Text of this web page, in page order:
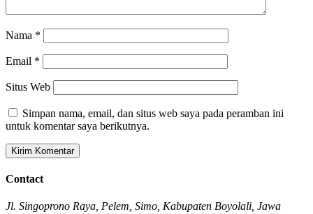
Nama *
Email *
Situs Web
Simpan nama, email, dan situs web saya pada peramban ini
untuk komentar saya berikutnya.
Contact
Jl. Singoprono Raya, Pelem, Simo, Kabupaten Boyolali, Jawa